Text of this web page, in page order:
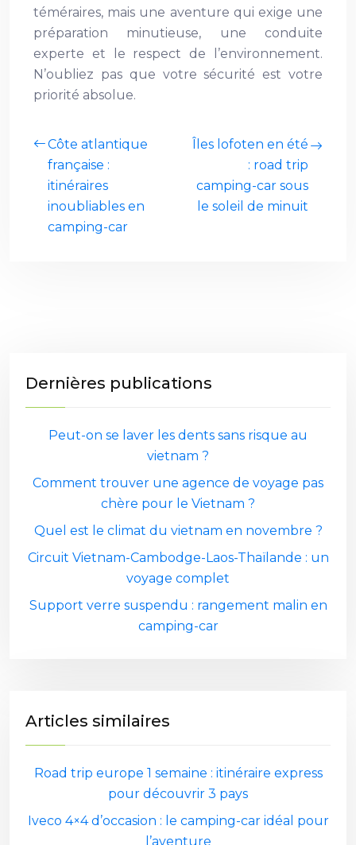
téméraires, mais une aventure qui exige une
préparation minutieuse, une conduite
experte et le respect de l’environnement.
N’oubliez pas que votre sécurité est votre
priorité absolue.
Côte atlantique
française :
itinéraires
inoubliables en
camping-car
Îles lofoten en été
: road trip
camping-car sous
le soleil de minuit
Dernières publications
Peut-on se laver les dents sans risque au
vietnam ?
Comment trouver une agence de voyage pas
chère pour le Vietnam ?
Quel est le climat du vietnam en novembre ?
Circuit Vietnam-Cambodge-Laos-Thaïlande : un
voyage complet
Support verre suspendu : rangement malin en
camping-car
Articles similaires
Road trip europe 1 semaine : itinéraire express
pour découvrir 3 pays
Iveco 4×4 d’occasion : le camping-car idéal pour
l’aventure